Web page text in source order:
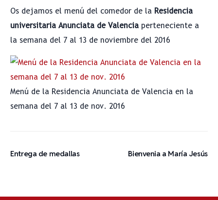
Os dejamos el menú del comedor de la Residencia
universitaria Anunciata de Valencia perteneciente a
la semana del 7 al 13 de noviembre del 2016
Menú de la Residencia Anunciata de Valencia en la
semana del 7 al 13 de nov. 2016
Entrega de medallas Bienvenia a María Jesús